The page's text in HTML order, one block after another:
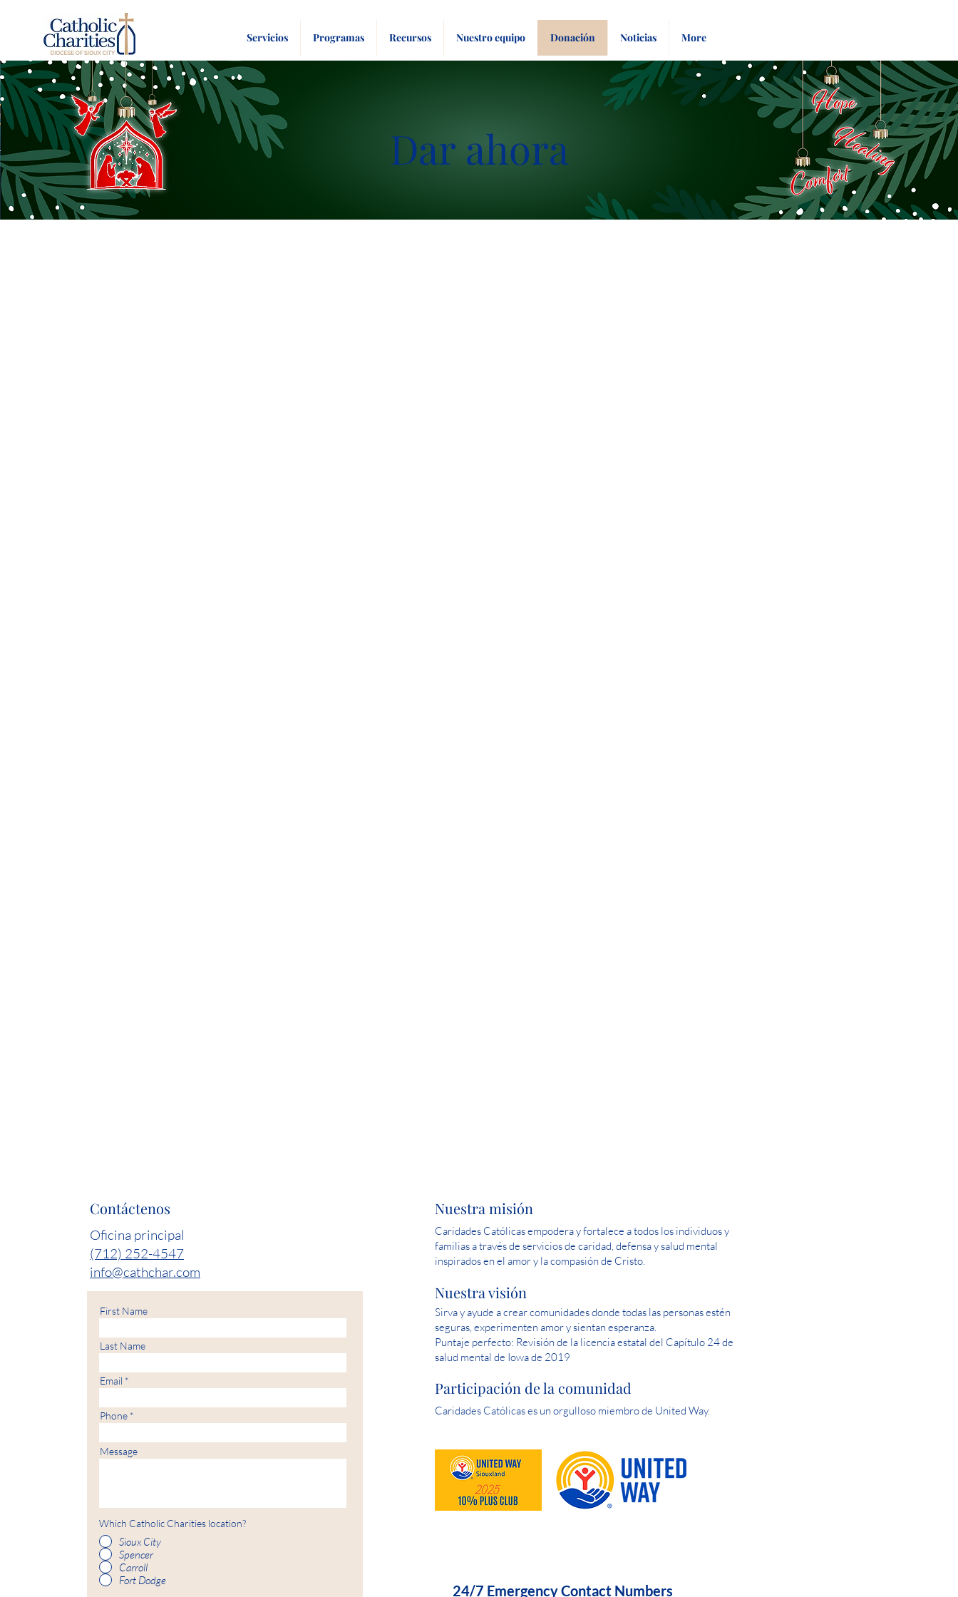
Servicios Programas Recursos Nuestro equipo Donación Noticias More
Dar ahora
Contáctenos
Oficina principal
(712) 252-4547
info@cathchar.com
First Name
Last Name
Email
Phone
Message
Which Catholic Charities location?
Sioux City
Spencer
Carroll
Fort Dodge
Caridades Católicas empodera y fortalece a todos los individuos y
familias a través de servicios de caridad, defensa y salud mental
inspirados en el amor y la compasión de Cristo.
Nuestra misión
Nuestra visión
Sirva y ayude a crear comunidades donde todas las personas estén
seguras, experimenten amor y sientan esperanza.
Puntaje perfecto: Revisión de la licencia estatal del Capítulo 24 de
salud mental de Iowa de 2019
Participación de la comunidad
Caridades Católicas es un orgulloso miembro de United Way.
24/7 Emergency Contact Numbers